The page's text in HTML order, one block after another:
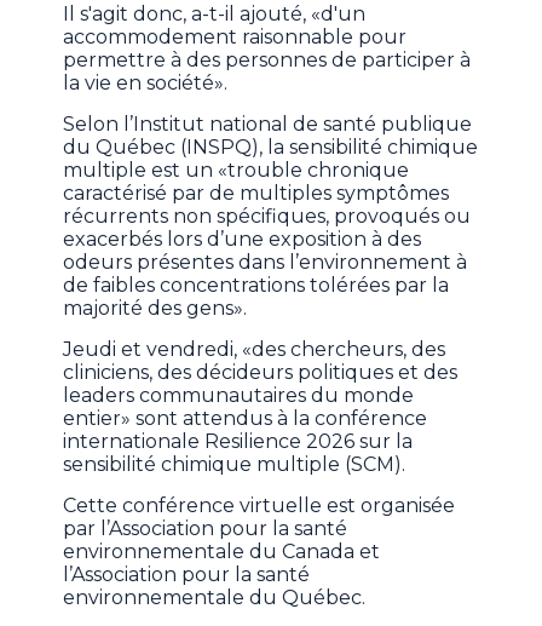
Il s'agit donc, a-t-il ajouté, «d'un
accommodement raisonnable pour
permettre à des personnes de participer à
la vie en société».
Selon l’Institut national de santé publique
du Québec (INSPQ), la sensibilité chimique
multiple est un «trouble chronique
caractérisé par de multiples symptômes
récurrents non spécifiques, provoqués ou
exacerbés lors d’une exposition à des
odeurs présentes dans l’environnement à
de faibles concentrations tolérées par la
majorité des gens».
Jeudi et vendredi, «des chercheurs, des
cliniciens, des décideurs politiques et des
leaders communautaires du monde
entier» sont attendus à la conférence
internationale Resilience 2026 sur la
sensibilité chimique multiple (SCM).
Cette conférence virtuelle est organisée
par l’Association pour la santé
environnementale du Canada et
l’Association pour la santé
environnementale du Québec.